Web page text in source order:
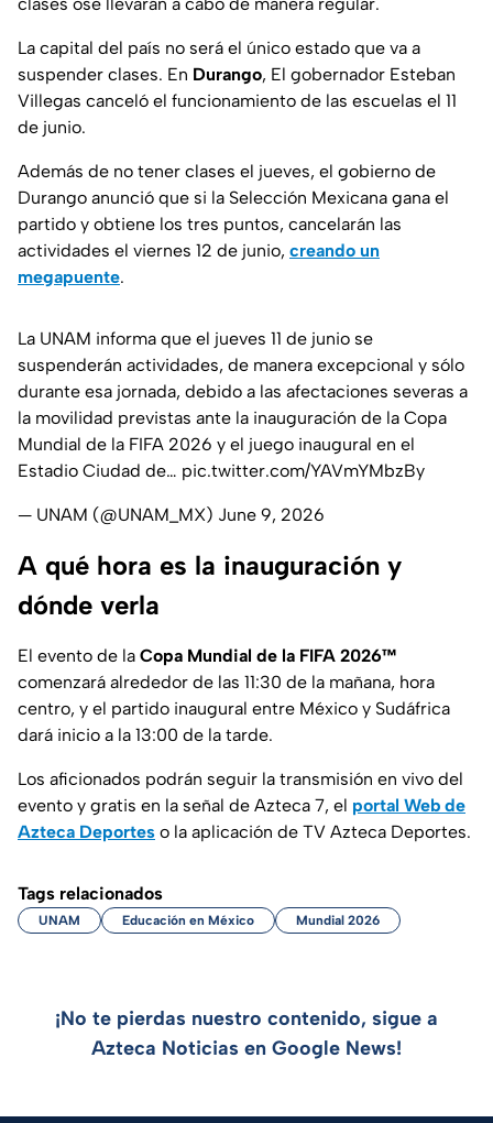
La capital del país no será el único estado que va a
suspender clases. En Durango, El gobernador Esteban
Villegas canceló el funcionamiento de las escuelas el 11
de junio.
Además de no tener clases el jueves, el gobierno de
Durango anunció que si la Selección Mexicana gana el
partido y obtiene los tres puntos, cancelarán las
actividades el viernes 12 de junio, creando un
megapuente.
La UNAM informa que el jueves 11 de junio se
suspenderán actividades, de manera excepcional y sólo
durante esa jornada, debido a las afectaciones severas a
la movilidad previstas ante la inauguración de la Copa
Mundial de la FIFA 2026 y el juego inaugural en el
Estadio Ciudad de… pic.twitter.com/YAVmYMbzBy
— UNAM (@UNAM_MX) June 9, 2026
A qué hora es la inauguración y
dónde verla
El evento de la Copa Mundial de la FIFA 2026™
comenzará alrededor de las 11:30 de la mañana, hora
centro, y el partido inaugural entre México y Sudáfrica
dará inicio a la 13:00 de la tarde.
Los aficionados podrán seguir la transmisión en vivo del
evento y gratis en la señal de Azteca 7, el portal Web de
Azteca Deportes o la aplicación de TV Azteca Deportes.
Tags relacionados
UNAM Educación en México Mundial 2026
¡No te pierdas nuestro contenido, sigue a
Azteca Noticias en Google News!